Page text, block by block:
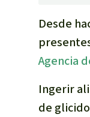
Desde
Agencia
Ingerir
de gli